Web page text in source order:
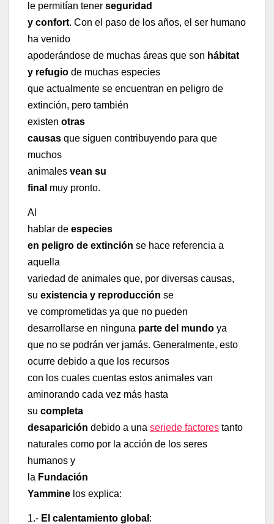
le permitían tener seguridad
y confort. Con el paso de los años, el ser humano
ha venido
apoderándose de muchas áreas que son hábitat
y refugio de muchas especies
que actualmente se encuentran en peligro de
extinción, pero también
existen otras
causas que siguen contribuyendo para que
muchos
animales vean su
final muy pronto.
Al
hablar de especies
en peligro de extinción se hace referencia a
aquella
variedad de animales que, por diversas causas,
su existencia y reproducción se
ve comprometidas ya que no pueden
desarrollarse en ninguna parte del mundo ya
que no se podrán ver jamás. Generalmente, esto
ocurre debido a que los recursos
con los cuales cuentas estos animales van
aminorando cada vez más hasta
su completa
desaparición debido a una seriede factores tanto
naturales como por la acción de los seres
humanos y
la Fundación
Yammine los explica:
1.- El calentamiento global :